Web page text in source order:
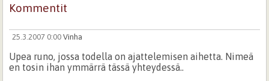
Kommentit
25.3.2007 0:00 Vinha
Upea runo, jossa todella on ajattelemisen aihetta. Nimeä
en tosin ihan ymmärrä tässä yhteydessä..